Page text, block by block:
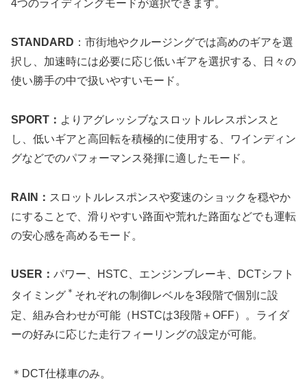
4つのライディングモードが選択できます。
STANDARD ：市街地やクルージングでは高めのギアを選
択し、加速時には必要に応じ低いギアを選択する、日々の
使い勝手の中で扱いやすいモード。
SPORT： よりアグレッシブなスロットルレスポンスと
し、低いギアと高回転を積極的に使用する、ワインディン
グなどでのパフォーマンス発揮に適したモード。
RAIN： スロットルレスポンスや変速のショックを穏やか
にすることで、滑りやすい路面や荒れた路面などでも運転
の安心感を高めるモード。
USER： パワー、HSTC、エンジンブレーキ、DCTシフト
タイミング ＊ それぞれの制御レベルを3段階で個別に設
定、組み合わせが可能（HSTCは3段階＋OFF）。ライダ
ーの好みに応じた走行フィーリングの設定が可能。
＊DCT仕様車のみ。